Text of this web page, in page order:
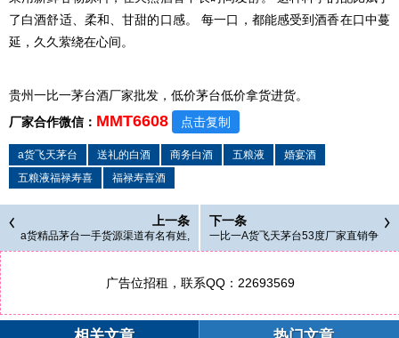
了白酒舒适、柔和、甘甜的口感。 每一口，都能感受到酒香在口中蔓
延，久久萦绕在心间。
贵州一比一茅台酒厂家批发，低价茅台低价拿货进货。
厂家合作微信： MMT6608 点击复制
a货飞天茅台 送礼的白酒 商务白酒 五粮液
婚宴酒
五粮液福禄寿喜
福禄寿喜酒
上一条
a货精品茅台一手货源渠道有名有姓,
一比一A货茅台
下一条
一比一A货飞天茅台53度厂家直销争
风吃醋,为什么仿真茅台值钱
广告位招租，联系QQ：22693569